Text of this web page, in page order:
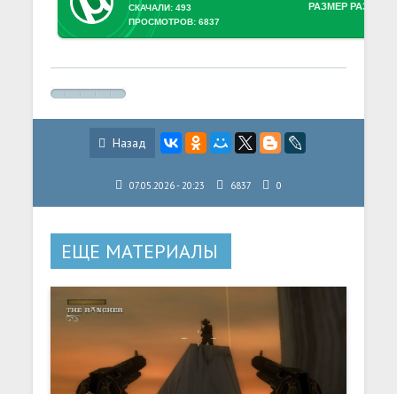
РАЗМЕР
СКАЧАЛИ: 493
ПРОСМОТРОВ: 6837
Назад
07.05.2026 - 20:23 6837 0
ЕЩЕ МАТЕРИАЛЫ